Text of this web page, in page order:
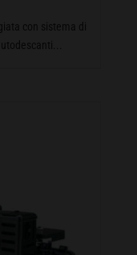
con sistema di